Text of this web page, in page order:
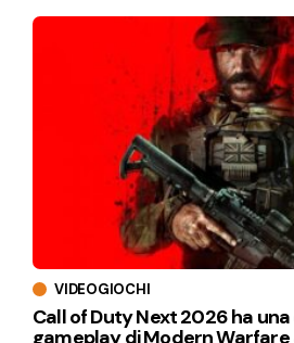
VIDEOGIOCHI
Call of Duty Next 2026 ha
gameplay di Modern Warfare